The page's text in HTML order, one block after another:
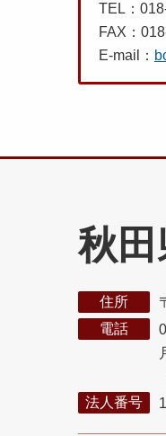
TEL：
FAX：
E-mail：
秋
住所
電話
法人番号